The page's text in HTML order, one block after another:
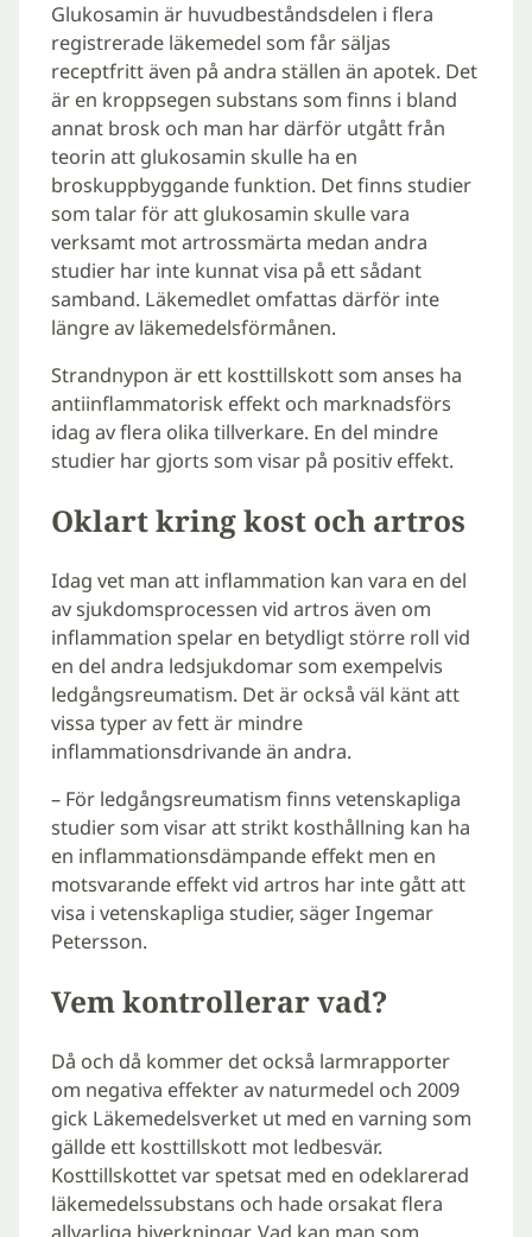
Glukosamin är huvudbeståndsdelen i flera
registrerade läkemedel som får säljas
receptfritt även på andra ställen än apotek. Det
är en kroppsegen substans som finns i bland
annat brosk och man har därför utgått från
teorin att glukosamin skulle ha en
broskuppbyggande funktion. Det finns studier
som talar för att glukosamin skulle vara
verksamt mot artrossmärta medan andra
studier har inte kunnat visa på ett sådant
samband. Läkemedlet omfattas därför inte
längre av läkemedelsförmånen.
Strandnypon är ett kosttillskott som anses ha
antiinflammatorisk effekt och marknadsförs
idag av flera olika tillverkare. En del mindre
studier har gjorts som visar på positiv effekt.
Oklart kring kost och artros
Idag vet man att inflammation kan vara en del
av sjukdomsprocessen vid artros även om
inflammation spelar en betydligt större roll vid
en del andra ledsjukdomar som exempelvis
ledgångsreumatism. Det är också väl känt att
vissa typer av fett är mindre
inflammationsdrivande än andra.
– För ledgångsreumatism finns vetenskapliga
studier som visar att strikt kosthållning kan ha
en inflammationsdämpande effekt men en
motsvarande effekt vid artros har inte gått att
visa i vetenskapliga studier, säger Ingemar
Petersson.
Vem kontrollerar vad?
Då och då kommer det också larmrapporter
om negativa effekter av naturmedel och 2009
gick Läkemedelsverket ut med en varning som
gällde ett kosttillskott mot ledbesvär.
Kosttillskottet var spetsat med en odeklarerad
läkemedelssubstans och hade orsakat flera